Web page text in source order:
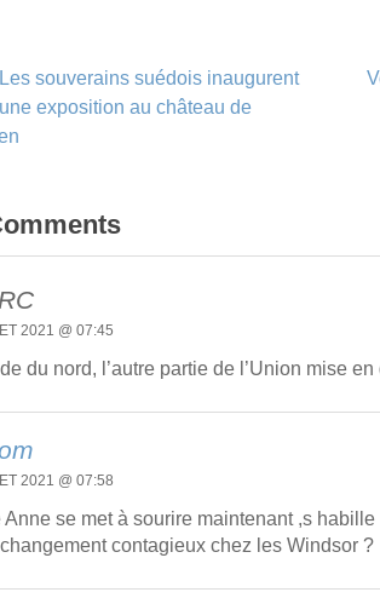
Les souverains suédois inaugurent
une exposition au château de
2021 @ 07:45
du nord, l’autre partie de l’Union mise
2021 @ 07:58
Anne se met à sourire maintenant ,s
contagieux chez les Windsor ?